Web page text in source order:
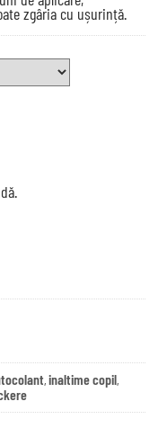
zgâria cu ușurință.
,inaltime copil,